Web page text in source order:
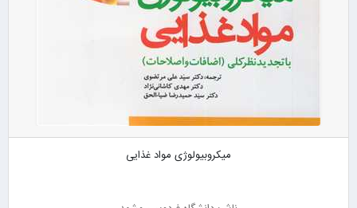
میکروبیولوژی مواد غذایی